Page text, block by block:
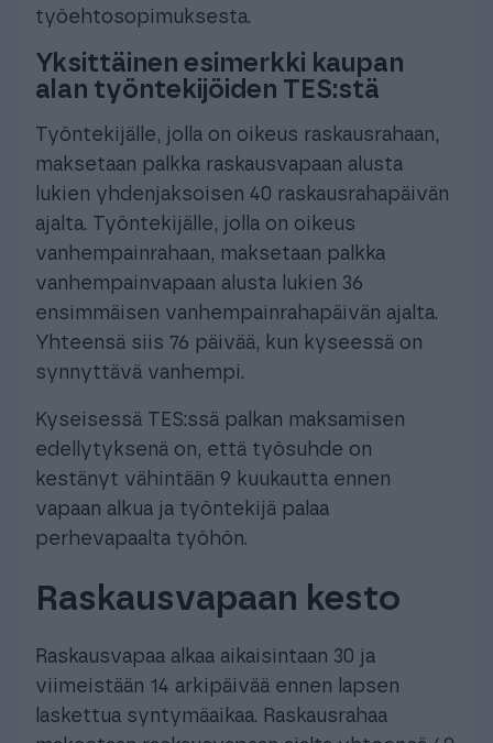
työehtosopimuksesta.
Yksittäinen esimerkki kaupan
alan työntekijöiden TES:stä
Työntekijälle, jolla on oikeus raskausrahaan,
maksetaan palkka raskausvapaan alusta
lukien yhdenjaksoisen 40 raskausrahapäivän
ajalta. Työntekijälle, jolla on oikeus
vanhempainrahaan, maksetaan palkka
vanhempainvapaan alusta lukien 36
ensimmäisen vanhempainrahapäivän ajalta.
Yhteensä siis 76 päivää, kun kyseessä on
synnyttävä vanhempi.
Kyseisessä TES:ssä palkan maksamisen
edellytyksenä on, että työsuhde on
kestänyt vähintään 9 kuukautta ennen
vapaan alkua ja työntekijä palaa
perhevapaalta työhön.
Raskausvapaan kesto
Raskausvapaa alkaa aikaisintaan 30 ja
viimeistään 14 arkipäivää ennen lapsen
laskettua syntymäaikaa. Raskausrahaa